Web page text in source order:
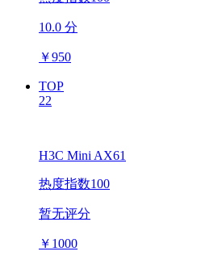
10.0 分
￥950
TOP
22
H3C Mini AX61
热度指数100
暂无评分
￥ 1000